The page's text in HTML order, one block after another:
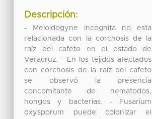
Descripción:
- Meloidogyne incognita no esta
relacionada con la corchosis de la
raíz del cafeto en el estado de
Veracruz. - En los tejidos afectados
con corchosis de la raíz del cafeto
se observó la presencia
concomitante de nematodos,
hongos y bacterias. - Fusarium
oxysporum puede colonizar el